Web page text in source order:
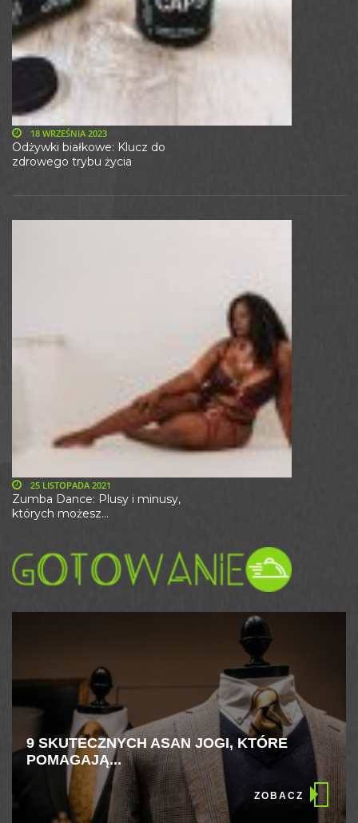
Odżywki białkowe: Klucz do
zdrowego trybu życia
18 WRZEŚNIA 2023
Zumba Dance: Plusy i minusy,
których możesz...
25 LISTOPADA 2021
9 SKUTECZNYCH ASAN JOGI, KTÓRE
POMAGAJĄ...
ZOBACZ